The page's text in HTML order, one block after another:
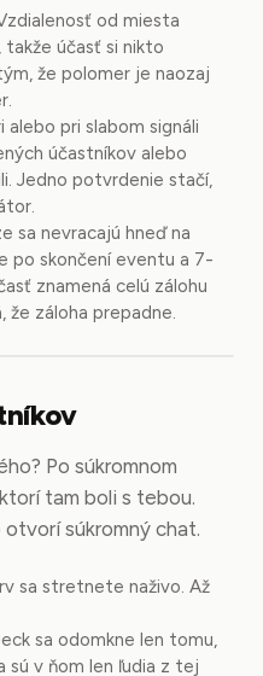
od miesta
takže účasť si nikto
že polomer je naozaj
alebo pri slabom signáli
účastníkov alebo
Jedno potvrdenie stačí,
sa nevracajú hneď na
po skončení eventu a 7-
znamená celú zálohu
že záloha prepadne.
Po súkromnom
tam boli s tebou.
súkromný chat.
sa stretnete naživo. Až
sa odomkne len tomu,
v ňom len ľudia z tej